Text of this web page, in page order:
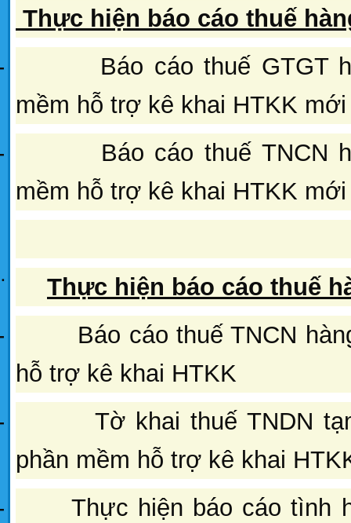
Thực hiện báo cáo thuế
Báo cáo thuế GTGT
mềm hỗ trợ kê khai HTKK
Báo cáo thuế TNCN
mềm hỗ trợ kê khai HTKK
Thực hiện báo cáo thuế
Báo cáo thuế TNCN
hỗ trợ kê khai HTKK
Tờ khai thuế TNDN
phần mềm hỗ trợ kê khai
Thực hiện báo cáo tình